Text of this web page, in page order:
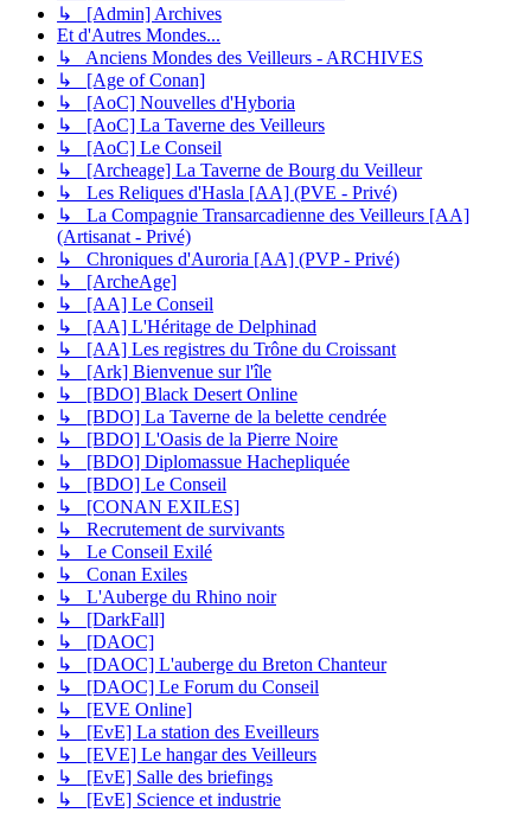
↳ [Admin] Archives
Et d'Autres Mondes...
↳ Anciens Mondes des Veilleurs - ARCHIVES
↳ [Age of Conan]
↳ [AoC] Nouvelles d'Hyboria
↳ [AoC] La Taverne des Veilleurs
↳ [AoC] Le Conseil
↳ [Archeage] La Taverne de Bourg du Veilleur
↳ Les Reliques d'Hasla [AA] (PVE - Privé)
↳ La Compagnie Transarcadienne des Veilleurs [AA]
(Artisanat - Privé)
↳ Chroniques d'Auroria [AA] (PVP - Privé)
↳ [ArcheAge]
↳ [AA] Le Conseil
↳ [AA] L'Héritage de Delphinad
↳ [AA] Les registres du Trône du Croissant
↳ [Ark] Bienvenue sur l'île
↳ [BDO] Black Desert Online
↳ [BDO] La Taverne de la belette cendrée
↳ [BDO] L'Oasis de la Pierre Noire
↳ [BDO] Diplomassue Hachepliquée
↳ [BDO] Le Conseil
↳ [CONAN EXILES]
↳ Recrutement de survivants
↳ Le Conseil Exilé
↳ Conan Exiles
↳ L'Auberge du Rhino noir
↳ [DarkFall]
↳ [DAOC]
↳ [DAOC] L'auberge du Breton Chanteur
↳ [DAOC] Le Forum du Conseil
↳ [EVE Online]
↳ [EvE] La station des Eveilleurs
↳ [EVE] Le hangar des Veilleurs
↳ [EvE] Salle des briefings
↳ [EvE] Science et industrie